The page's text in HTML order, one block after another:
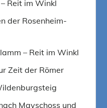
Reit im Winkl
der Rosenheim-
– Reit im Winkl
Zeit der Römer
Mayschoss und